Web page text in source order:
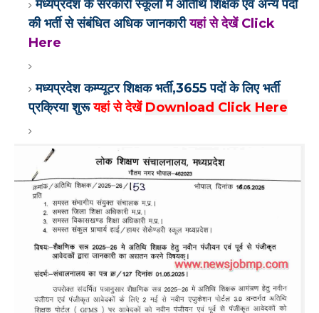
मध्यप्रदेश के सरकारी स्कूलों में अतिथि शिक्षक एवं अन्य पदों
की भर्ती से संबंधित अधिक जानकारीयहां से देखें Click
Here
मध्यप्रदेश कम्प्यूटर शिक्षक भर्ती,3655 पदों के लिए भर्ती
प्रक्रिया शुरूयहां से देखें Download Click Here